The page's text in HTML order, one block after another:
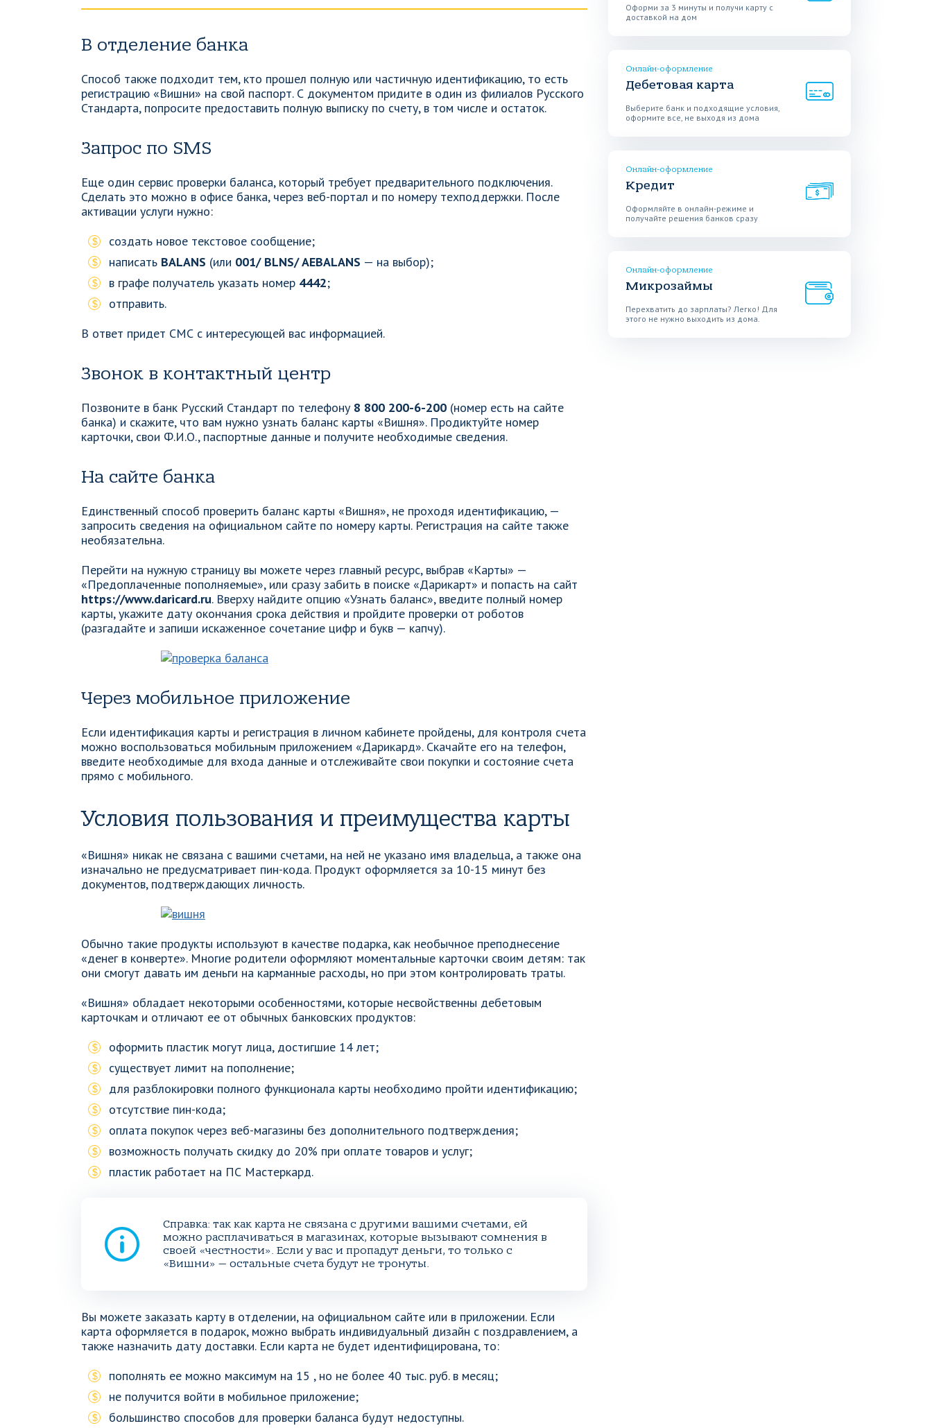
В отделение банка
Способ также подходит тем, кто прошел полную или частичную идентификацию, то есть
регистрацию «Вишни» на свой паспорт. С документом придите в один из филиалов Русского
Стандарта, попросите предоставить полную выписку по счету, в том числе и остаток.
Запрос по SMS
Еще один сервис проверки баланса, который требует предварительного подключения.
Сделать это можно в офисе банка, через веб-портал и по номеру техподдержки. После
активации услуги нужно:
создать новое текстовое сообщение;
написать BALANS (или 001/ BLNS/ AEBALANS — на выбор);
в графе получатель указать номер 4442;
отправить.
В ответ придет СМС с интересующей вас информацией.
Звонок в контактный центр
Позвоните в банк Русский Стандарт по телефону 8 800 200-6-200 (номер есть на сайте
банка) и скажите, что вам нужно узнать баланс карты «Вишня». Продиктуйте номер
карточки, свои Ф.И.О., паспортные данные и получите необходимые сведения.
На сайте банка
Единственный способ проверить баланс карты «Вишня», не проходя идентификацию, —
запросить сведения на официальном сайте по номеру карты. Регистрация на сайте также
необязательна.
Перейти на нужную страницу вы можете через главный ресурс, выбрав «Карты» —
«Предоплаченные пополняемые», или сразу забить в поиске «Дарикарт» и попасть на сайт
https://www.daricard.ru. Вверху найдите опцию «Узнать баланс», введите полный номер
карты, укажите дату окончания срока действия и пройдите проверки от роботов
(разгадайте и запиши искаженное сочетание цифр и букв — капчу).
Через мобильное приложение
Если идентификация карты и регистрация в личном кабинете пройдены, для контроля счета
можно воспользоваться мобильным приложением «Дарикард». Скачайте его на телефон,
введите необходимые для входа данные и отслеживайте свои покупки и состояние счета
прямо с мобильного.
Условия пользования и преимущества карты
«Вишня» никак не связана с вашими счетами, на ней не указано имя владельца, а также она
изначально не предусматривает пин-кода. Продукт оформляется за 10-15 минут без
документов, подтверждающих личность.
Обычно такие продукты используют в качестве подарка, как необычное преподнесение
«денег в конверте». Многие родители оформляют моментальные карточки своим детям: так
они смогут давать им деньги на карманные расходы, но при этом контролировать траты.
«Вишня» обладает некоторыми особенностями, которые несвойственны дебетовым
карточкам и отличают ее от обычных банковских продуктов:
оформить пластик могут лица, достигшие 14 лет;
существует лимит на пополнение;
для разблокировки полного функционала карты необходимо пройти идентификацию;
отсутствие пин-кода;
оплата покупок через веб-магазины без дополнительного подтверждения;
возможность получать скидку до 20% при оплате товаров и услуг;
пластик работает на ПС Мастеркард.
Справка: так как карта не связана с другими вашими счетами, ей
можно расплачиваться в магазинах, которые вызывают сомнения в
своей «честности». Если у вас и пропадут деньги, то только с
«Вишни» — остальные счета будут не тронуты.
Вы можете заказать карту в отделении, на официальном сайте или в приложении. Если
карта оформляется в подарок, можно выбрать индивидуальный дизайн с поздравлением, а
также назначить дату доставки. Если карта не будет идентифицирована, то:
пополнять ее можно максимум на 15 , но не более 40 тыс. руб. в месяц;
не получится войти в мобильное приложение;
большинство способов для проверки баланса будут недоступны.
Оформи за 3 минуты и получи карту с
доставкой на дом
Онлайн-оформление
Дебетовая карта
Выберите банк и подходящие условия,
оформите все, не выходя из дома
Онлайн-оформление
Кредит
Оформляйте в онлайн-режиме и
получайте решения банков сразу
Онлайн-оформление
Микрозаймы
Перехватить до зарплаты? Легко! Для
этого не нужно выходить из дома.